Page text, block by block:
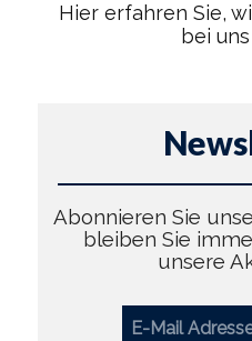
Hier erfahren Sie,
bei
Abonnieren Sie
bleiben Sie
unsere